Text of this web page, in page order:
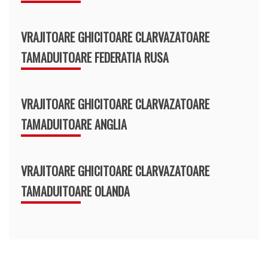
VRAJITOARE GHICITOARE CLARVAZATOARE
TAMADUITOARE FEDERATIA RUSA
VRAJITOARE GHICITOARE CLARVAZATOARE
TAMADUITOARE ANGLIA
VRAJITOARE GHICITOARE CLARVAZATOARE
TAMADUITOARE OLANDA